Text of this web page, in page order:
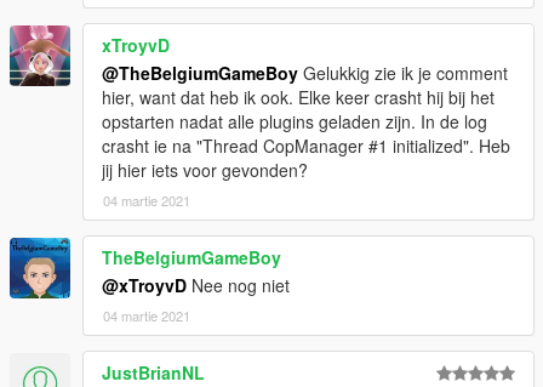
xTroyvD
@TheBelgiumGameBoy Gelukkig zie ik je comment
hier, want dat heb ik ook. Elke keer crasht hij bij het
opstarten nadat alle plugins geladen zijn. In de log
crasht ie na "Thread CopManager #1 initialized". Heb
jij hier iets voor gevonden?
04 martie 2021
TheBelgiumGameBoy
@xTroyvD Nee nog niet
04 martie 2021
JustBrianNL